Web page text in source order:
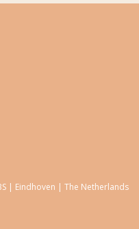
| Eindhoven | The Netherlands